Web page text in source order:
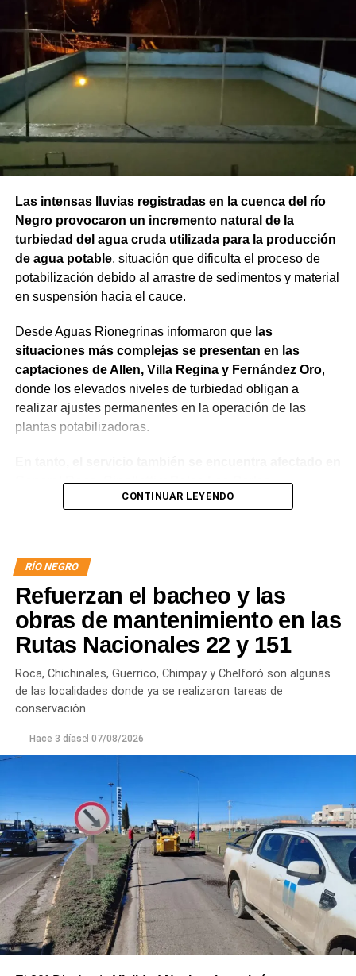
Las intensas lluvias registradas en la cuenca del río
Negro provocaron un incremento natural de la
turbiedad del agua cruda utilizada para la producción
de agua potable, situación que dificulta el proceso de
potabilización debido al arrastre de sedimentos y material
en suspensión hacia el cauce.
Desde Aguas Rionegrinas informaron que las
situaciones más complejas se presentan en las
captaciones de Allen, Villa Regina y Fernández Oro,
donde los elevados niveles de turbiedad obligan a
realizar ajustes permanentes en la operación de las
plantas potabilizadoras.
General Roca, Cipolletti y Balsa Las Perlas,
localidades donde podrían registrarse bajas de
trabaja para sostener la producción de agua potable.
Por otra parte, en Gral. E. Godoy se registran valores de
turbiedad cercanos a 80 NTU, mientras que en
Chichinales rondan los 10 NTU. En ambos casos, las
plantas continúan funcionando con monitoreo
permanente.
Los equipos técnicos de Aguas Rionegrinas mantienen
un seguimiento constante de la evolución de la turbiedad
con las condiciones que presenta el río.
CONTINUAR LEYENDO
RÍO NEGRO
Refuerzan el bacheo y las
obras de mantenimiento en las
Rutas Nacionales 22 y 151
Roca, Chichinales, Guerrico, Chimpay y Chelforó son algunas
de las localidades donde ya se realizaron tareas de
conservación.
Hace 3 díasel 07/08/2026